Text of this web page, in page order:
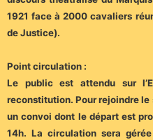
1921 face à 2000 cavaliers
de Justice).
Point circulation :
Le public est attendu sur
reconstitution. Pour rejoindre
un convoi dont le départ est
14h. La circulation sera